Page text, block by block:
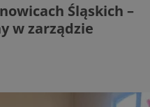
Śląskich –
w zarządzie